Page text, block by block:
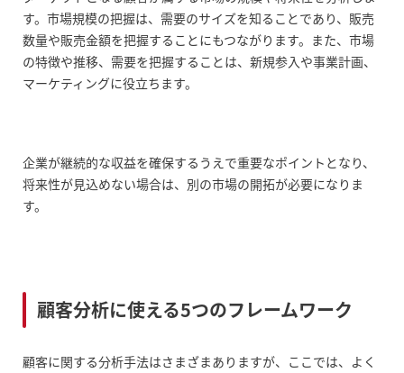
す。市場規模の把握は、需要のサイズを知ることであり、販売
数量や販売金額を把握することにもつながります。また、市場
の特徴や推移、需要を把握することは、新規参入や事業計画、
マーケティングに役立ちます。
企業が継続的な収益を確保するうえで重要なポイントとなり、
将来性が見込めない場合は、別の市場の開拓が必要になりま
す。
顧客分析に使える5つのフレームワーク
顧客に関する分析手法はさまざまありますが、ここでは、よく